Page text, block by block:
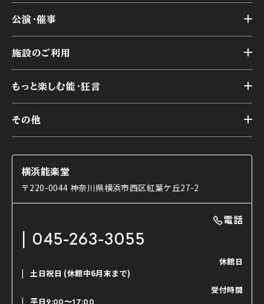
横浜能楽堂が取り組んだ事業
能舞台の歴史と特徴
様々なお客様に向けて
本舞台座席
交通アクセス
公演・催事
アーカイブ
施設のご利用
第二舞台
研修室
楽屋
ご利用の流れ
利用料金表
もっと楽しむ能・狂言
能舞台と演じ手
使用する道具
能・狂言の曲目説明
日本の古典芸能
その他
コラム
OTABISHO
チケット購入方法
ご寄附について
よくいただくご質問
横浜能楽堂
〒220-0044 神奈川県横浜市西区紅葉ケ丘27-2
電話
045-263-3055
休館日
土日祝日 (休館中6月末まで)
受付時間
平日9:00〜17:00